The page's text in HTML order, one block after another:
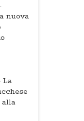
nuova
La
alla